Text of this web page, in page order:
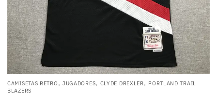
CAMISETAS RETRO , JUGADORES, CLYDE DREXLER, PORTLAND TRAIL
BLAZERS